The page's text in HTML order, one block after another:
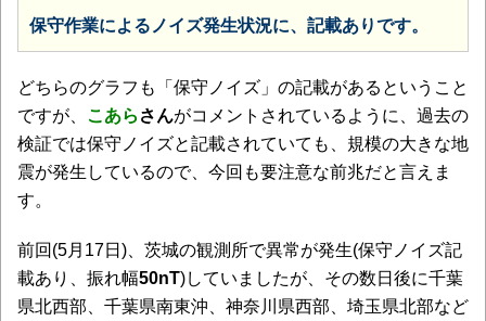
保守作業によるノイズ発生状況に、記載ありです。
どちらのグラフも「保守ノイズ」の記載があるということ
ですが、 こあら さんがコメントされているように、過去の
検証では保守ノイズと記載されていても、規模の大きな地
震が発生しているので、今回も要注意な前兆だと言えま
す。
前回(5月17日)、茨城の観測所で異常が発生(保守ノイズ記
載あり、振れ幅50nT)していましたが、その数日後に千葉
県北西部、千葉県南東沖、神奈川県西部、埼玉県北部など